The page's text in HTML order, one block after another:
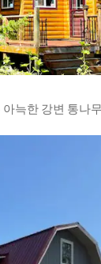
늑한 강변 통나